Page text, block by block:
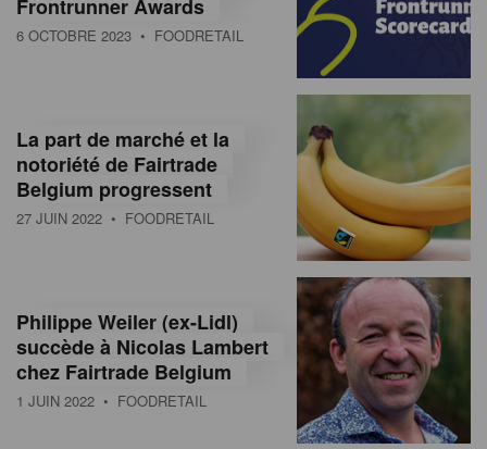
Frontrunner Awards
6 OCTOBRE 2023 • FOODRETAIL
La part de marché et la
notoriété de Fairtrade
Belgium progressent
27 JUIN 2022 • FOODRETAIL
Philippe Weiler (ex-Lidl)
succède à Nicolas Lambert
chez Fairtrade Belgium
1 JUIN 2022 • FOODRETAIL